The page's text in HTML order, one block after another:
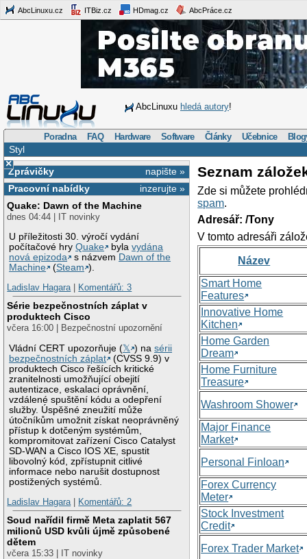
AbcLinuxu.cz ITBiz.cz HDmag.cz AbcPráce.cz
AbcLinuxu hledá autory!
Poradna FAQ Hardware Software Články Učebnice
Styl
×
napište »
Zprávičky
inzerujte »
Pracovní nabídky
Quake: Dawn of the Machine
dnes 04:44 | IT novinky
U příležitosti 30. výročí vydání
počítačové hryQuake bylavydána
nová epizoda
s názvem Dawn of the
Machine
(Steam ).
Ladislav Hagara| Komentářů: 3
Série bezpečnostních záplat v
produktech Cisco
včera 16:00 | Bezpečnostní upozornění
Vládní CERT upozorňuje (𝕏 ) nasérii
bezpečnostních záplat
(CVSS 9.9) v
produktech Cisco řešících kritické
zranitelnosti umožňující obejití
autentizace, eskalaci oprávnění,
vzdálené spuštění kódu a odepření
služby. Úspěšné zneužití může
útočníkům umožnit získat neoprávněný
přístup k dotčeným systémům,
kompromitovat zařízení Cisco Catalyst
SD-WAN a Cisco IOS XE, spustit
libovolný kód, zpřístupnit citlivé
informace nebo narušit dostupnost
postižených systémů.
Ladislav Hagara| Komentářů: 2
Soud nařídil firmě Meta zaplatit 567
milionů USD kvůli újmě způsobené
dětem
včera 15:33 | IT novinky
Seznam
Zde si můžete
spam.
Adresář: /Tony
V tomto adresáři
Název
Smart Home
Features
Innovative Home
Kitchen
Home Garden
Dream
Home Furniture
Treasure
Washroom Shower
Major Finance
Market
Personal Finloan
Forex Currency
Meter
Stock Investment
Credit
Forex Trader Market